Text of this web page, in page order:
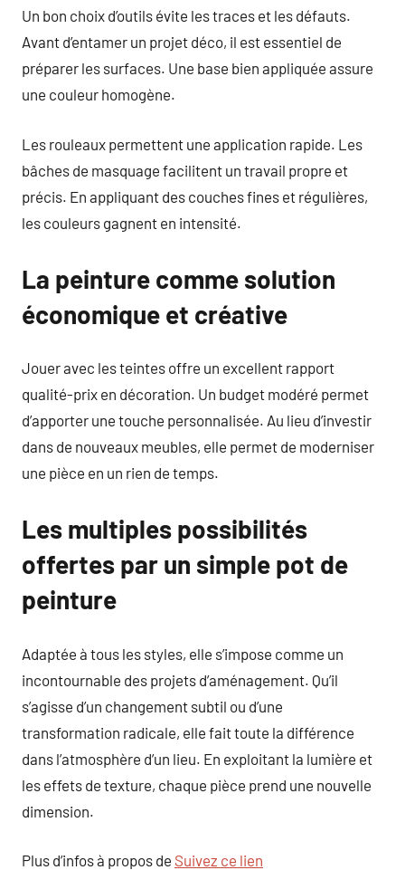
Un bon choix d’outils évite les traces et les défauts.
Avant d’entamer un projet déco, il est essentiel de
préparer les surfaces. Une base bien appliquée assure
une couleur homogène.
Les rouleaux permettent une application rapide. Les
bâches de masquage facilitent un travail propre et
précis. En appliquant des couches fines et régulières,
les couleurs gagnent en intensité.
La peinture comme solution
économique et créative
Jouer avec les teintes offre un excellent rapport
qualité-prix en décoration. Un budget modéré permet
d’apporter une touche personnalisée. Au lieu d’investir
dans de nouveaux meubles, elle permet de moderniser
une pièce en un rien de temps.
Les multiples possibilités
offertes par un simple pot de
peinture
Adaptée à tous les styles, elle s’impose comme un
incontournable des projets d’aménagement. Qu’il
s’agisse d’un changement subtil ou d’une
transformation radicale, elle fait toute la différence
dans l’atmosphère d’un lieu. En exploitant la lumière et
les effets de texture, chaque pièce prend une nouvelle
dimension.
Plus d’infos à propos de Suivez ce lien